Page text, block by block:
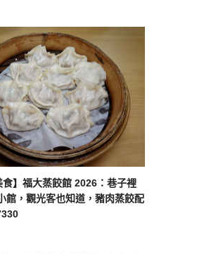
食】福大蒸餃館 2026：巷子裡
館，觀光客也知道，豬肉蒸餃配